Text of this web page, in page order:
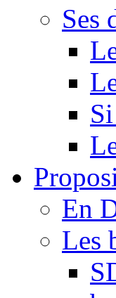
Ses
En
Les